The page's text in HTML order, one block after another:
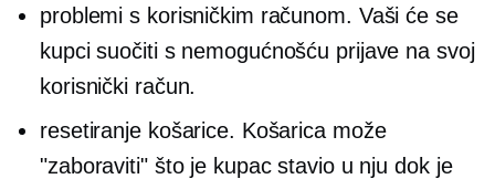
problemi s korisničkim računom. Vaši će se
kupci suočiti s nemogućnošću prijave na svoj
korisnički račun.
resetiranje košarice. Košarica može
"zaboraviti" što je kupac stavio u nju dok je